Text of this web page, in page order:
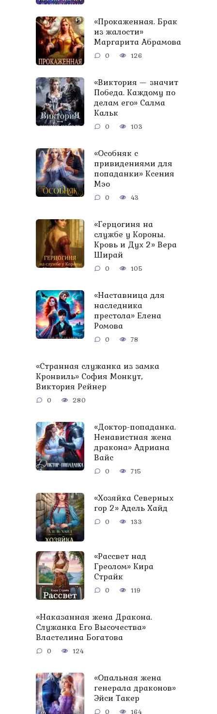
«Прокаженная. Брак
из жалости»
Маргарита Абрамова
0 126
«Виктория — значит
Победа. Каждому по
делам его» Салма
Кальк
0 103
«Особняк с
привидениями для
попаданки» Ксения
Мэо
0 43
«Герцогиня на
службе у Короны.
Кровь и Дух 2» Вера
Ширай
0 105
«Наставница для
наследника
престола» Елена
Ромова
0 78
«Странная служанка из замка
Кронвиль» София Монкут,
Виктория Рейнер
0 280
«Доктор-попаданка.
Ненавистная жена
дракона» Адриана
Вайс
0 715
«Хозяйка Северных
гор 2» Адель Хайд
0 133
«Рассвет над
Греолом» Кира
Страйк
0 119
«Наказанная жена Дракона.
Служанка Его Высочества»
Властелина Богатова
0 124
«Опальная жена
генерала драконов»
Эйси Такер
0 164